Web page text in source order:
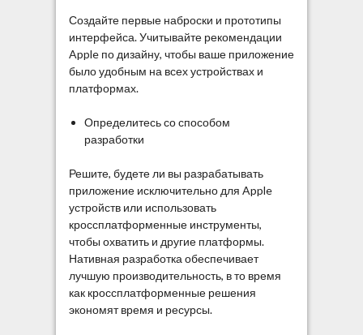
Создайте первые наброски и прототипы
интерфейса. Учитывайте рекомендации
Apple по дизайну, чтобы ваше приложение
было удобным на всех устройствах и
платформах.
Определитесь со способом
разработки
Решите, будете ли вы разрабатывать
приложение исключительно для Apple
устройств или использовать
кроссплатформенные инструменты,
чтобы охватить и другие платформы.
Нативная разработка обеспечивает
лучшую производительность, в то время
как кроссплатформенные решения
экономят время и ресурсы.